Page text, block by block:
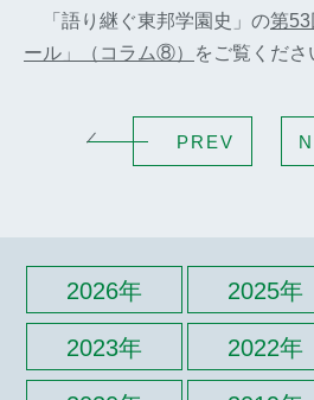
「語り継ぐ東邦学園史」の第53
ール」（コラム⑧）
をご覧くださ
PREV
2026年 2025年
2023年 2022年